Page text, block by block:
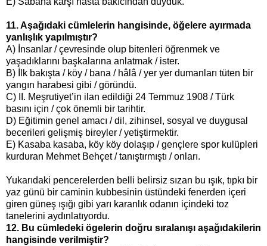
11. Aşağıdaki cümlelerin hangisinde, öğelere ayırmada
yanlışlık yapılmıştır?
A) İnsanlar / çevresinde olup bitenleri öğrenmek ve
yaşadıklarını başkalarına anlatmak / ister.
B) İlk bakışta / köy / bana / hâlâ / yer yer dumanları tüten bir
yangın harabesi gibi / göründü.
C) II. Meşrutiyet’in ilan edildiği 24 Temmuz 1908 / Türk
basını için / çok önemli bir tarihtir.
D) Eğitimin genel amacı / dil, zihinsel, sosyal ve duygusal
becerileri gelişmiş bireyler / yetiştirmektir.
E) Kasaba kasaba, köy köy dolaşıp / gençlere spor kulüpleri
kurduran Mehmet Behçet / tanıştırmıştı / onları.
Yukarıdaki pencerelerden belli belirsiz sızan bu ışık, tıpkı bir
yaz günü bir caminin kubbesinin üstündeki fenerden içeri
giren güneş ışığı gibi yarı karanlık odanın içindeki toz
tanelerini aydınlatıyordu.
12. Bu cümledeki ögelerin doğru sıralanışı aşağıdakilerin
hangisinde verilmiştir?